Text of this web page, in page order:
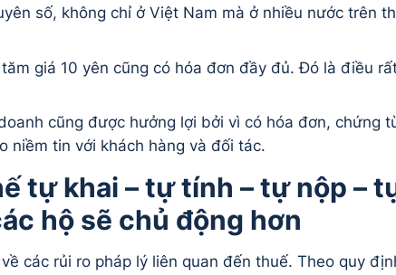
số, không chỉ ở Việt Nam mà ở nhiều nước trên
giá 10 yên cũng có hóa đơn đầy đủ. Đó là điều
cũng được hưởng lợi bởi vì có hóa đơn, chứng
niềm tin với khách hàng và đối tác.
tự khai – tự tính – tự nộp –
hộ sẽ chủ động hơn
các rủi ro pháp lý liên quan đến thuế. Theo quy